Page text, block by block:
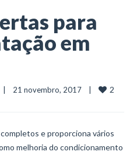
para
em
|    21 novembro, 2017    |
2
e proporciona vários
melhoria do condicionamento